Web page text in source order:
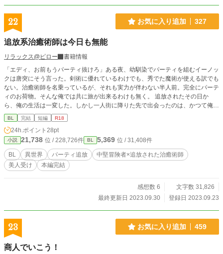
定ありのオメガバースなのでご注意ください。 ※ R・R18には性的な描写があ
22 お気に入り追加 327
追放系治癒術師は今日も無能
リラックス@ピロー
書籍情報
「エディ、お前もうパーティ抜けろ」ある夜、幼馴染でパーティを組むイーノッ
クは唐突にそう言った。剣術に優れているわけでも、秀でた魔術が使える訳でも
ない。治癒術師を名乗っているが、それも実力が伴わない半人前。完全にパーテ
ィのお荷物。そんな俺では共に旅が出来るわけも無く。 追放されたその日か
ら、俺の生活は一変した。しかし一人街に降りた先で出会ったのは、かつて俺と
イーノックがパーティを組むきっかけとなった冒険者、グレアムだった。
BL 完結 短編 R18
24h.ポイント 28pt
小説 21,738 位 / 228,726件 BL 5,369 位 / 31,408件
BL 異世界 パーティ追放
中堅冒険者×追放された治癒術師
美人受け
本編完結
感想数 6
文字数 31,826
最終更新日 2023.09.30
登録日 2023.09.23
23 お気に入り追加 459
商人でいこう！